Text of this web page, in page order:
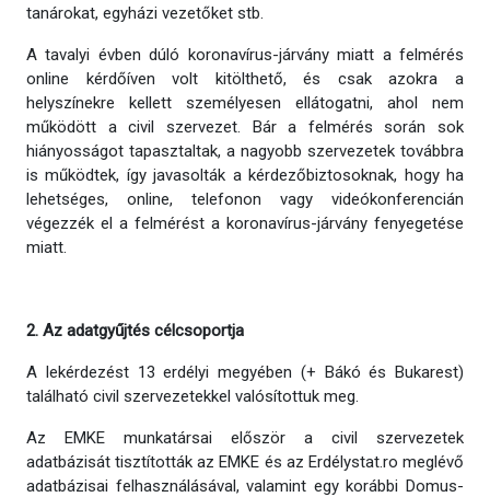
tanárokat, egyházi vezetőket stb.
A tavalyi évben dúló koronavírus-járvány miatt a felmérés
online kérdőíven volt kitölthető, és csak azokra a
helyszínekre kellett személyesen ellátogatni, ahol nem
működött a civil szervezet. Bár a felmérés során sok
hiányosságot tapasztaltak, a nagyobb szervezetek továbbra
is működtek, így javasolták a kérdezőbiztosoknak, hogy ha
lehetséges, online, telefonon vagy videókonferencián
végezzék el a felmérést a koronavírus-járvány fenyegetése
miatt.
2. Az adatgyűjtés célcsoportja
A lekérdezést 13 erdélyi megyében (+ Bákó és Bukarest)
található civil szervezetekkel valósítottuk meg.
Az EMKE munkatársai először a civil szervezetek
adatbázisát tisztították az EMKE és az Erdélystat.ro meglévő
adatbázisai felhasználásával, valamint egy korábbi Domus-